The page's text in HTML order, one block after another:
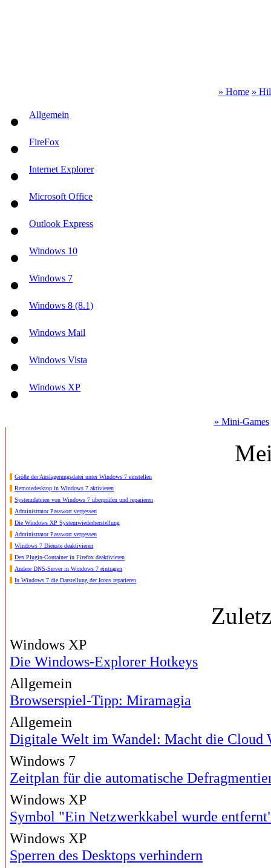
» Home »
Allgemein
FireFox
Internet Explorer
Microsoft Office
Outlook Express
Windows 10
Windows 7
Windows 8 (8.1)
Windows Mail
Windows Vista
Windows XP
» Mini-Games
Größe der Auslagerungsdatei unter Windows 7 einstellen
Remotedesktop in Windows 7 aktivieren
Systemdateien von Windows 7 überprüfen und reparieren
Administrator Passwort vergessen
Die Windows XP Systemwiederherstellung
Administrator Passwort vergessen
Windows 7 Dienste deaktivieren
Den Plugin-Container in Firefox deaktivieren
Andere DNS-Server in Windows 7 eintragen
In Windows 7 die Darstellung der Icons reparieren
Windows XP
Die Windows-Explorer Hotkeys
Allgemein
Browserspiel-Tipp: Miramagia
Allgemein
Digitale Welt im Wandel: Macht die Cloud
Windows 7
Zeitplan für die automatische
Windows XP
Symbol "Ein Netzwerkkabel wurde
Windows XP
Sperren des Desktops verhindern